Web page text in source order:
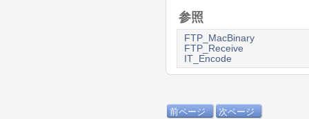
参照
FTP_MacBinary
FTP_Receive
IT_Encode
前ページ 次ページ